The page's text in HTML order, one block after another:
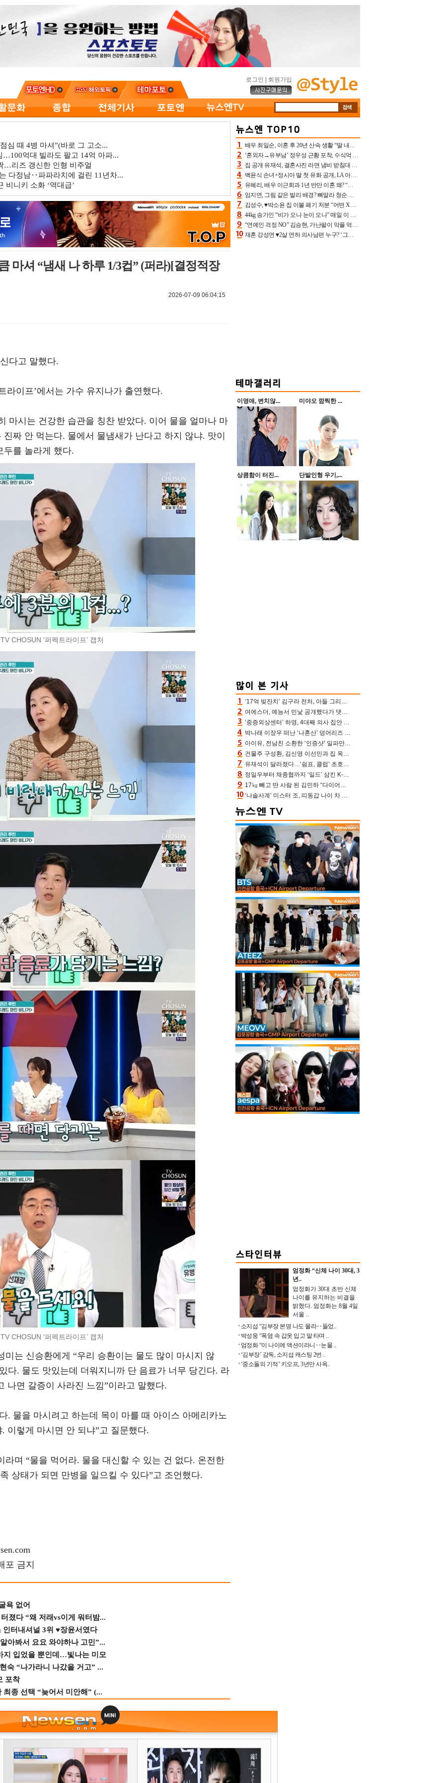
로그인 회원가입
심 때 4병 마셔”(바로 그 고소...
억대 빌라도 팔고 14억 아파...
…리즈 갱신한 인형 비주얼
다정남‥파파라치에 걸린 11년차...
비니키 소화 ‘역대급’
마셔 “냄새 나 하루 1/3컵” (퍼라)[결정적장
2026-07-09 06:04:15
다고 말했다.
라이프’에서는 가수 유지나가 출연했다.
마시는 건강한 습관을 칭찬 받았다. 이어 물을 얼마나 마
짜 안 먹는다. 물에서 물냄새가 난다고 하지 않냐. 맛이
두를 놀라게 했다.
CHOSUN ‘퍼펙트라이프’ 캡처
CHOSUN ‘퍼펙트라이프’ 캡처
미는 신승환에게 “우리 승환이는 물도 많이 마시지 않
다. 물도 맛있는데 더워지니까 단 음료가 너무 당긴다. 라
나면 갈증이 사라진 느낌”이라고 말했다.
. 물을 마시려고 하는데 목이 마를 때 아이스 아메리카노
이렇게 마시면 안 되냐”고 질문했다.
라며 “물을 먹어라. 물을 대신할 수 있는 건 없다. 온전한
상태가 되면 만병을 일으킬 수 있다”고 조언했다.
포 금지
욕 없어
졌다 “왜 저래vs이게 워터밤...
인터내셔널 3위 ♥장윤서였다
아봐서 요요 와야하나 고민”...
지 입었을 뿐인데…빛나는 미모
숙 “나가라니 나갔을 거고” ...
포착
종 선택 “늦어서 미안해” (...
배우 최일순, 이혼 후 20년 산속 생활 “딸 내가 버렸다고 원망‥맘 아파”(특종)[어제TV]
‘혼외자→유부남’ 정우성 근황 포착, 수식억 해킹 피해 후배 만났다 “존경하는”
집 공개 유재석, 결혼사진 라면 냄비 받침대 되고 분노‥가족사진도 피해(놀뭐)[어제TV]
백윤식 손녀+정시아 딸 첫 유화 공개, LA 아트쇼→서울국제조각페스타 작가다운 수준급 실력
유혜리, 배우 이근희과 1년 반만 이혼 왜? “식칼 꽂고 의자 던져” 충격 폭로(특종)[어제TV]
임지연, 그림 같은 발리 배경? 뼈말라 청순 비키니 핏에 상대 안 되네
김성수, ♥박소윤 집 이불 폐기 처분 “어떤 X이랑 썼을지 몰라” 질투(신랑수업2)[어제TV]
44kg 송가인 “비가 오나 눈이 오나” 매일 이 운동, 허벅지 근육량 상승+체지방 감소
“연예인 걱정 NO” 김승현, 가난팔이 악플 억울할만‥아내+딸과 日 여행
재혼 강성연 ♥2살 연하 의사남편 누구? ‘그알’ 자문의에 훈남 비주얼 초엘리트 스펙 [종합]
이영애, 변치않... 미야오 깜찍한 ...
상큼함이 터진... 단발인형 우기,...
‘17억 빚잔치’ 김구라 전처, 아들 그리는 “나 뿐인데” 친엄마 챙기는 효심 눈길
여에스더, 예능서 민낯 공개했다가 댓글에 충격 “눈 왜 저렇게 처졌냐고”(에스더TV)
‘중증외상센터’ 하영, 4대째 의사 집안 인증 “증조부, 고종 황제 진료”(옥문아)[어제TV]
박나래 이장우 떠난 ‘나혼산’ 덩어리즈 왔다, 1인 1케이크에 팜유 전현무 충격[어제TV]
아이유, 전남친 소환한 ‘인증샷’ 일파만파 속…남사친 변우석 선물도 남겼나 ‘훈훈’
건물주 구성환, 김신영 이선민과 집 옥상서 41만원 한우 파티 “화력이 성화봉송”(나혼산)
유재석이 달라졌다…‘쉼표, 클럽’ 초호화 코스에 주우재도 감탄 (놀면 뭐하니?)
정일우부터 채종협까지 ‘일드’ 삼킨 K-배우들의 매서운 돌풍
17㎏ 빼고 딴 사람 된 김민하 “다이어트 화제돼 깜짝, 이럴 일인가”(전현무계획4)[어제TV]
‘나솔사계’ 미스터 조, 띠동갑 나이 차 고백…3MC ‘말잇못’
엄정화 “신체 나이 30대, 3
년..
엄정화가 30대 초반 신체
나이를 유지하는 비결을
밝혔다. 엄정화는 8월 4일
서울 ..
소지섭 “김부장 본명 나도 몰라‥들었..
박성웅 “폭염 속 갑옷 입고 말 타며 ..
엄정화 “이 나이에 액션이라니‥눈물 ..
‘김부장’ 감독, 소지섭 캐스팅 2번 ..
‘중소돌의 기적’ 키오프, 3년만 사옥..